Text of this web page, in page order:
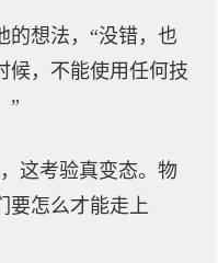
的想法，“没错，也
候，不能使用任何技
”
这考验真变态。物
要怎么才能走上